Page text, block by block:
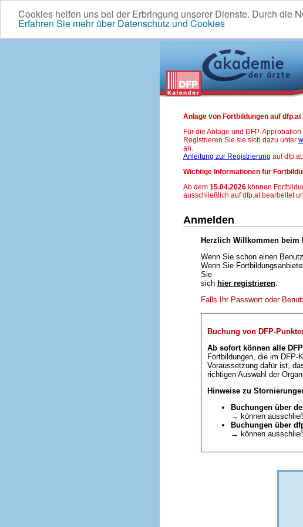
Cookies helfen uns bei der Erbringung unserer Dienste. Durch die
Erfahren Sie mehr über Datenschutz und Cookies
Anlage von Fortbildungen auf
Für die Anlage und DFP-Approbation
Registrieren Sie sie sich dazu unter
an.
Anleitung zur Registrierung auf dfp.at.
Wichtige Informationen für
Ab dem 15.04.2026 können
ausschließlich auf dfp.at bearbeitet
Anmelden
Herzlich Willkommen beim
Wenn Sie schon einen
Wenn Sie
Sie
sich hier registrieren.
Falls Ihr Passwort oder
Buchung von DFP-
Ab sofort können alle
Fortbildungen, die im DFP-
Voraussetzung dafür ist,
richtigen Auswahl der
Hinweise zu
Buchungen über
→ können
Buchungen über
→ können